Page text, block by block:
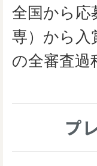
全国から応
専）から入
の全審査過
プ